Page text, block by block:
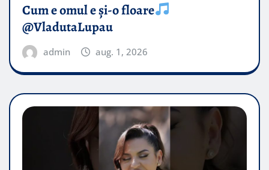
Cum e omul e și-o floare
@VladutaLupau
admin aug. 1, 2026